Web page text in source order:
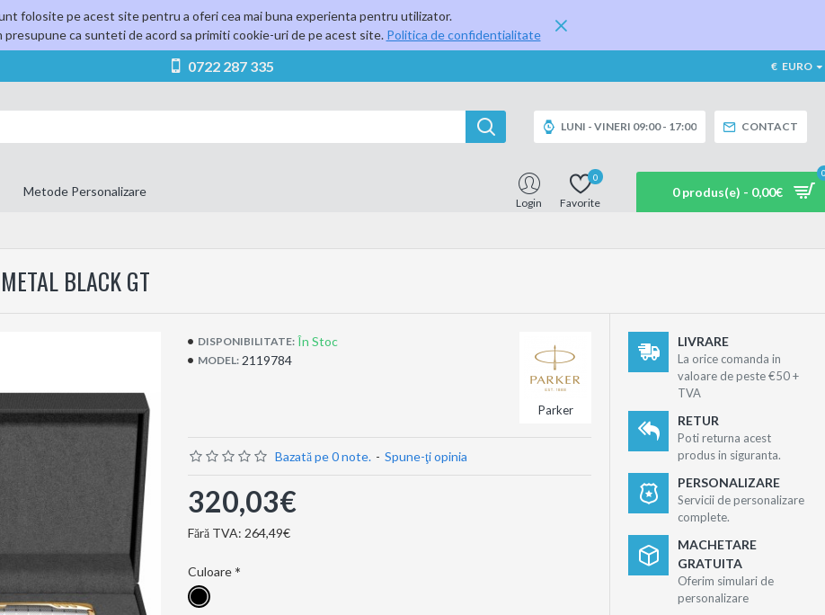
folosite pe acest site pentru a oferi cea mai buna experienta pentru utilizator.
presupune ca sunteti de acord sa primiti cookie-uri de pe acest site. Politica de confidentialitate
0722 287 335 € EURO
LUNI - VINERI 09:00 - 17:00 CONTACT
Metode Personalizare
Login Favorite
0
0 produs(e) - 0,00€
BLACK GT
DISPONIBILITATE: În Stoc
MODEL: 2119784
Parker
Bazată pe 0 note. - Spune-ţi opinia
320,03€
Fără TVA: 264,49€
Culoare
LIVRARE
La orice comanda in
valoare de peste €50 +
TVA
RETUR
Poti returna acest
produs in siguranta.
PERSONALIZARE
Servicii de personalizare
complete.
MACHETARE
GRATUITA
Oferim simulari de
personalizare